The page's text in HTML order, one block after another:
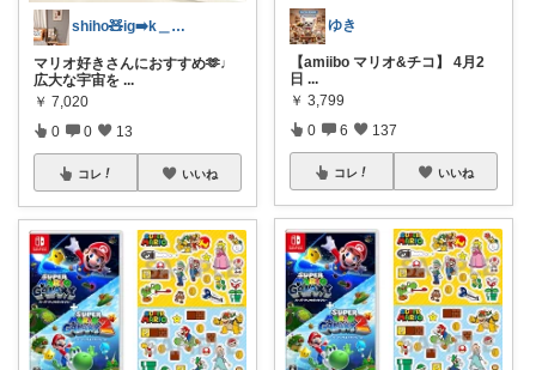
shiho🧸ig➡️k＿home1019
マリオ好きさんにおすすめ🫶♩
広大な宇宙を ...
￥ 7,020
0 0 13
コレ いいね
ゆき
【amiibo マリオ&チコ】 4月2
日 ...
￥ 3,799
0 6 137
コレ いいね